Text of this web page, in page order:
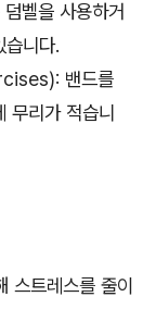
벨을 사용하거
니다.
밴드를
무리가 적습니
트레스를 줄이